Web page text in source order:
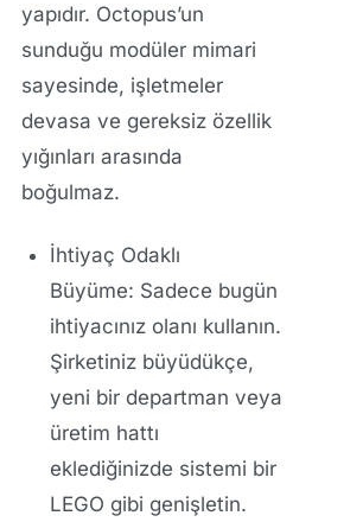
yapıdır. Octopus’un
sunduğu modüler mimari
sayesinde, işletmeler
devasa ve gereksiz özellik
yığınları arasında
boğulmaz.
İhtiyaç Odaklı
Büyüme: Sadece bugün
ihtiyacınız olanı kullanın.
Şirketiniz büyüdükçe,
yeni bir departman veya
üretim hattı
eklediğinizde sistemi bir
LEGO gibi genişletin.